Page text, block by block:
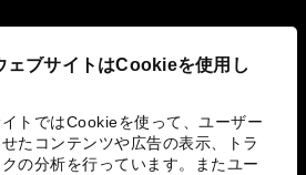
ェブサイトはCookieを使用し
イトではCookieを使って、ユーザー
たコンテンツや広告の表示、トラ
の分析を行っています。またユー
り組み